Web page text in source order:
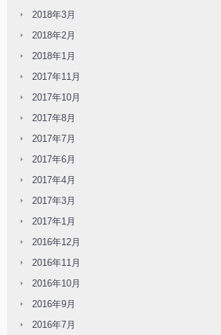
2018年3月
2018年2月
2018年1月
2017年11月
2017年10月
2017年8月
2017年7月
2017年6月
2017年4月
2017年3月
2017年1月
2016年12月
2016年11月
2016年10月
2016年9月
2016年7月